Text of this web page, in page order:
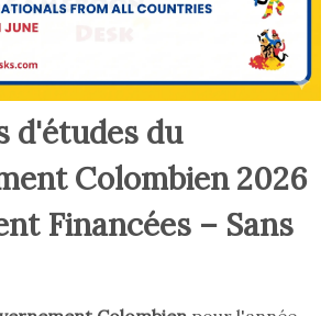
d'études du
Colombien 2026
Financées – Sans